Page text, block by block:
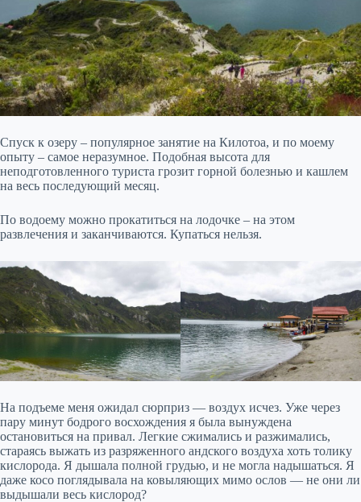
Спуск к озеру – популярное занятие на Килотоа, и по моему
опыту – самое неразумное. Подобная высота для
неподготовленного туриста грозит горной болезнью и кашлем
на весь последующий месяц.
По водоему можно прокатиться на лодочке – на этом
развлечения и заканчиваются. Купаться нельзя.
На подъеме меня ожидал сюрприз — воздух исчез. Уже через
пару минут бодрого восхождения я была вынуждена
остановиться на привал. Легкие сжимались и разжимались,
стараясь выжать из разряженного андского воздуха хоть толику
кислорода. Я дышала полной грудью, и не могла надышаться. Я
даже косо поглядывала на ковыляющих мимо ослов — не они ли
выдышали весь кислород?